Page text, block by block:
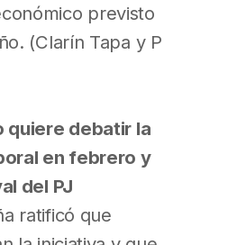
previsto
(Clarín Tapa y P
quiere debatir la
en febrero y
del PJ
ratificó que